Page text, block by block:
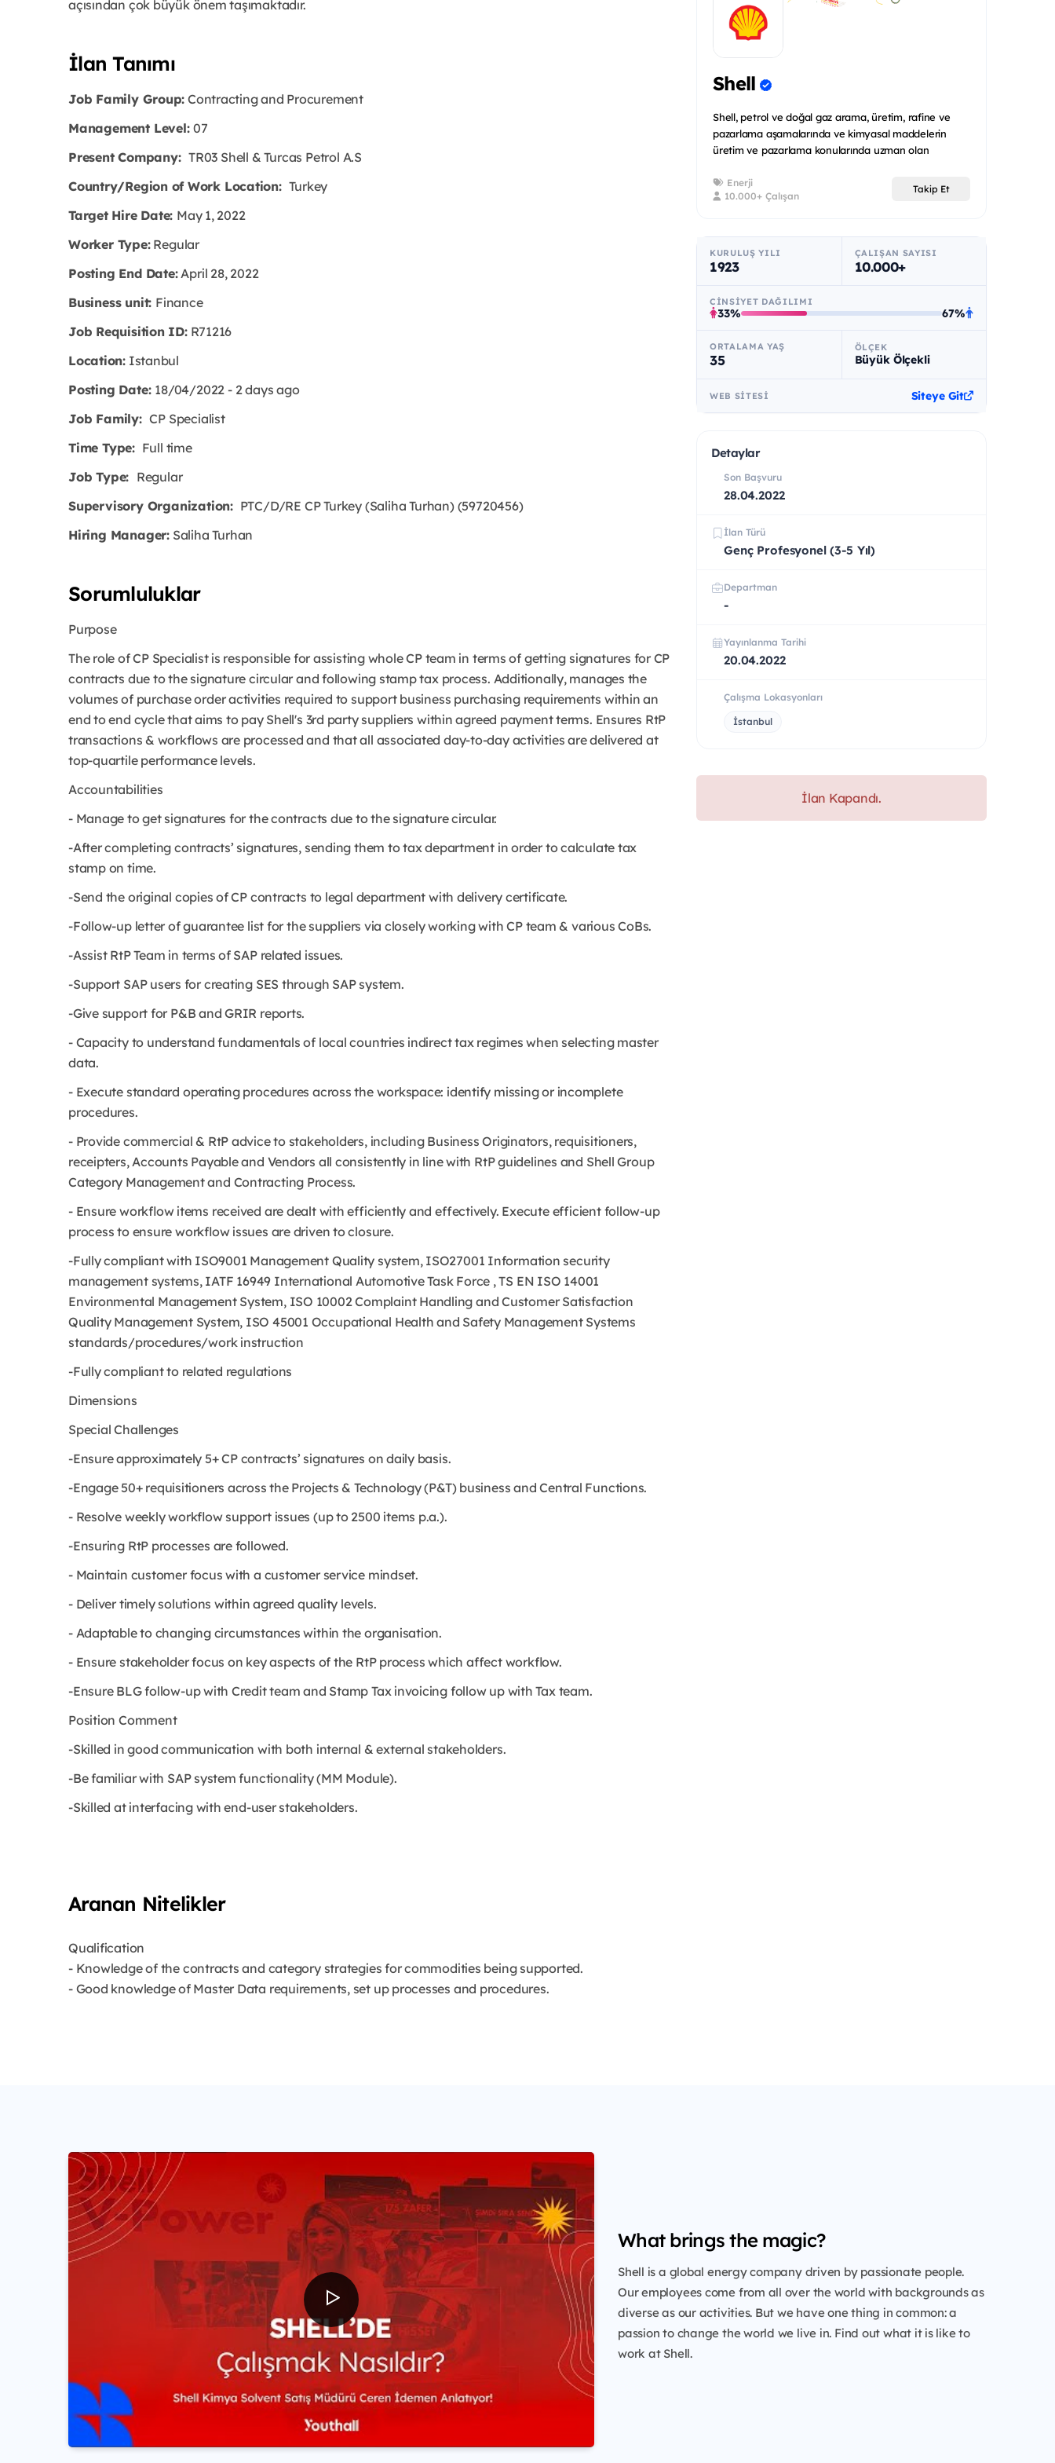
açısından çok büyük önem taşımaktadır.
İlan Tanımı
Job Family Group: Contracting and Procurement
Management Level:07
Present Company: TR03 Shell & Turcas Petrol A.S
Country/Region of Work Location:Turkey
Target Hire Date: May 1, 2022
Worker Type:Regular
Posting End Date:April 28, 2022
Business unit: Finance
Job Requisition ID:R71216
Location:Istanbul
Posting Date: 18/04/2022 - 2 days ago
Job Family:CP Specialist
Time Type: Full time
Job Type: Regular
Supervisory Organization: PTC/D/RE CP Turkey (Saliha Turhan) (59720456)
Hiring Manager: Saliha Turhan
Sorumluluklar
Purpose
The role of CP Specialist is responsible for assisting whole CP team in terms of getting signatures for CP
contracts due to the signature circular and following stamp tax process. Additionally, manages the
volumes of purchase order activities required to support business purchasing requirements within an
end to end cycle that aims to pay Shell's 3rd party suppliers within agreed payment terms. Ensures RtP
transactions & workflows are processed and that all associated day-to-day activities are delivered at
top-quartile performance levels.
Accountabilities
- Manage to get signatures for the contracts due to the signature circular.
-After completing contracts’ signatures, sending them to tax department in order to calculate tax
stamp on time.
-Send the original copies of CP contracts to legal department with delivery certificate.
-Follow-up letter of guarantee list for the suppliers via closely working with CP team & various CoBs.
-Assist RtP Team in terms of SAP related issues.
-Support SAP users for creating SES through SAP system.
-Give support for P&B and GRIR reports.
- Capacity to understand fundamentals of local countries indirect tax regimes when selecting master
data.
- Execute standard operating procedures across the workspace: identify missing or incomplete
procedures.
- Provide commercial & RtP advice to stakeholders, including Business Originators, requisitioners,
receipters, Accounts Payable and Vendors all consistently in line with RtP guidelines and Shell Group
Category Management and Contracting Process.
- Ensure workflow items received are dealt with efficiently and effectively. Execute efficient follow-up
process to ensure workflow issues are driven to closure.
-Fully compliant with ISO9001 Management Quality system, ISO27001 Information security
management systems, IATF 16949 International Automotive Task Force , TS EN ISO 14001
Environmental Management System, ISO 10002 Complaint Handling and Customer Satisfaction
Quality Management System, ISO 45001 Occupational Health and Safety Management Systems
standards/procedures/work instruction
-Fully compliant to related regulations
Dimensions
Special Challenges
-Ensure approximately 5+ CP contracts’ signatures on daily basis.
-Engage 50+ requisitioners across the Projects & Technology (P&T) business and Central Functions.
- Resolve weekly workflow support issues (up to 2500 items p.a.).
-Ensuring RtP processes are followed.
- Maintain customer focus with a customer service mindset.
- Deliver timely solutions within agreed quality levels.
- Adaptable to changing circumstances within the organisation.
- Ensure stakeholder focus on key aspects of the RtP process which affect workflow.
-Ensure BLG follow-up with Credit team and Stamp Tax invoicing follow up with Tax team.
Position Comment
-Skilled in good communication with both internal & external stakeholders.
-Be familiar with SAP system functionality (MM Module).
-Skilled at interfacing with end-user stakeholders.
Aranan Nitelikler
Qualification
- Knowledge of the contracts and category strategies for commodities being supported.
- Good knowledge of Master Data requirements, set up processes and procedures.
Shell
Shell, petrol ve doğal gaz arama, üretim, rafine ve
pazarlama aşamalarında ve kimyasal maddelerin
üretim ve pazarlama konularında uzman olan
Enerji
10.000+ Çalışan
Takip Et
KURULUŞ YILI
1923
ÇALIŞAN SAYISI
10.000+
CINSIYET DAĞILIMI
33% 67%
ORTALAMA YAŞ
35
ÖLÇEK
Büyük Ölçekli
WEB SITESI Siteye Git
Detaylar
Son Başvuru
28.04.2022
İlan Türü
Genç Profesyonel (3-5 Yıl)
Departman
-
Yayınlanma Tarihi
20.04.2022
Çalışma Lokasyonları
İstanbul
İlan Kapandı.
What brings the magic?
Shell is a global energy company driven by passionate people.
Our employees come from all over the world with backgrounds as
diverse as our activities. But we have one thing in common: a
passion to change the world we live in. Find out what it is like to
work at Shell.